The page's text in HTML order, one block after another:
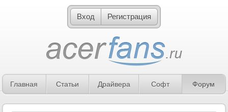
Вход Регистрация
Главная Статьи Драйвера Софт Форум